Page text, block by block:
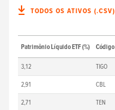
TODOS OS ATIVOS (.CSV)
Patrimônio Líquido ETF (%) Código
3,12 TIGO
2,91 CBL
2,71 TEN